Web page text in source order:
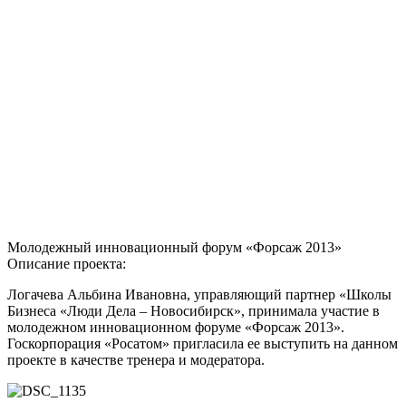
Молодежный инновационный форум «Форсаж 2013»
Описание проекта:
Логачева Альбина Ивановна, управляющий партнер «Школы
Бизнеса «Люди Дела – Новосибирск», принимала участие в
молодежном инновационном форуме «Форсаж 2013».
Госкорпорация «Росатом» пригласила ее выступить на данном
проекте в качестве тренера и модератора.